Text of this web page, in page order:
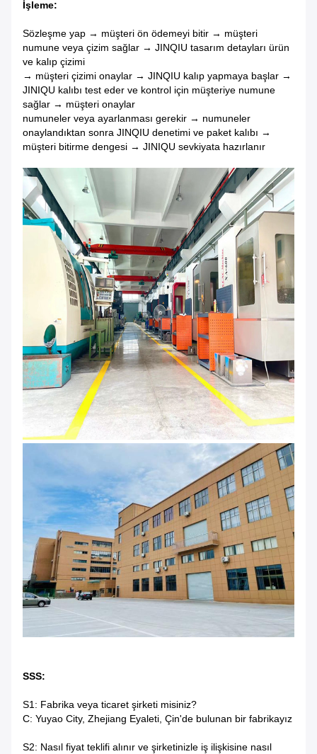
İşleme:
Sözleşme yap → müşteri ön ödemeyi bitir → müşteri
numune veya çizim sağlar → JINQIU tasarım detayları ürün
ve kalıp çizimi
→ müşteri çizimi onaylar → JINQIU kalıp yapmaya başlar →
JINIQU kalıbı test eder ve kontrol için müşteriye numune
sağlar → müşteri onaylar
numuneler veya ayarlanması gerekir → numuneler
onaylandıktan sonra JINQIU denetimi ve paket kalıbı →
müşteri bitirme dengesi → JINIQU sevkiyata hazırlanır
SSS:
S1: Fabrika veya ticaret şirketi misiniz?
C: Yuyao City, Zhejiang Eyaleti, Çin'de bulunan bir fabrikayız
S2: Nasıl fiyat teklifi alınır ve şirketinizle iş ilişkisine nasıl